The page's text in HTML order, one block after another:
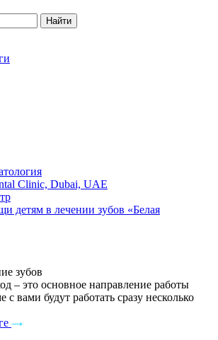
Найти
Clinic, Dubai, UAE
детям в лечении зубов «Белая
зубов
– это основное направление работы
вами будут работать сразу несколько